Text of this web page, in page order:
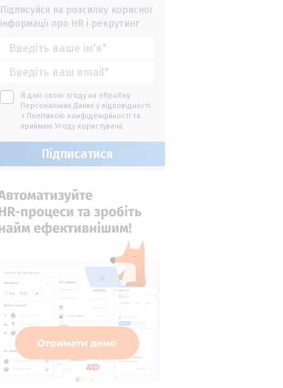
Підписуйся на розсилку корисної
інформації про HR і рекрутинг
Я даю свою згоду на обробку
Персональних Даних у відповідності
з Політикою конфіденційності та
приймаю Угоду користувача